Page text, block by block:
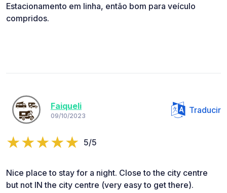
Estacionamento em linha, então bom para veículo
compridos.
Faiqueli
09/10/2023
Traducir
5/5
Nice place to stay for a night. Close to the city centre
but not IN the city centre (very easy to get there).